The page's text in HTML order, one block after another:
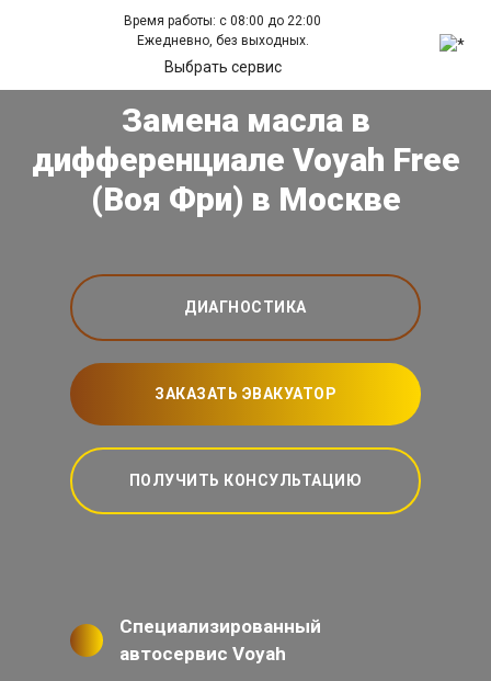
Время работы: с 08:00 до 22:00
Ежедневно, без выходных.
Выбрать сервис
Замена масла в
дифференциале Voyah Free
(Воя Фри) в Москве
ДИАГНОСТИКА
ЗАКАЗАТЬ ЭВАКУАТОР
ПОЛУЧИТЬ КОНСУЛЬТАЦИЮ
Специализированный
автосервис Voyah